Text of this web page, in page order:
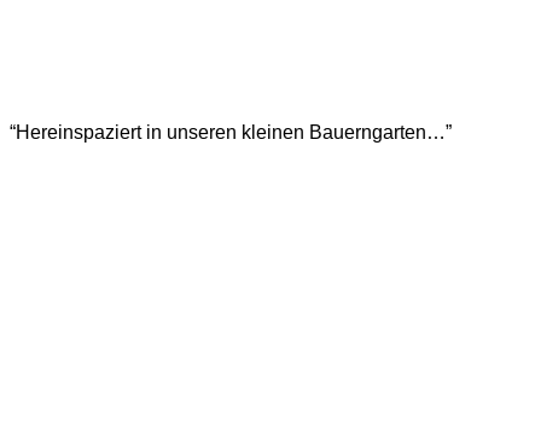
“Hereinspaziert in unseren kleinen Bauerngarten…”